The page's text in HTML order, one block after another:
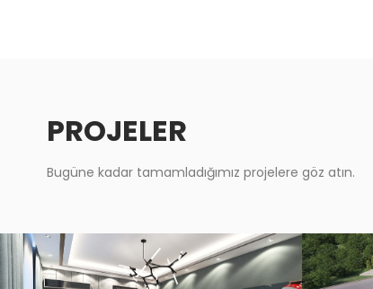
PROJELER
Bugüne kadar tamamladığımız projelere göz atın.